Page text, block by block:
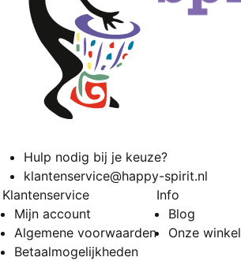
Hulp nodig bij je keuze?
klantenservice@happy-spirit.nl
Klantenservice
Mijn account
Algemene voorwaarden
Betaalmogelijkheden
Info
Blog
Onze winkel